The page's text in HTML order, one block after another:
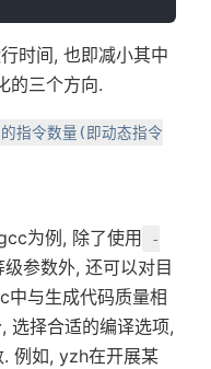
时间, 也即减小其中
的三个方向.
指令数量(即动态指令
为例, 除了使用
-
参数外, 还可以对目
与生成代码质量相
选择合适的编译选项,
例如, yzh在开展某